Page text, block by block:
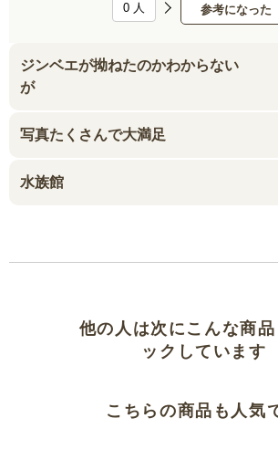
参考になった
0 人
ジンベエが拗ねたのかわからない
が
写真たくさんで大満足
水族館
他の人は次にこんな商
ックしています
こちらの商品も人気